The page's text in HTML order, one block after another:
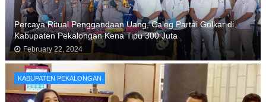
Percaya Ritual Penggandaan Uang, Caleg Partai Golkar di
Kabupaten Pekalongan Kena Tipu 300 Juta
February 22, 2024
KABUPATEN PEKALONGAN